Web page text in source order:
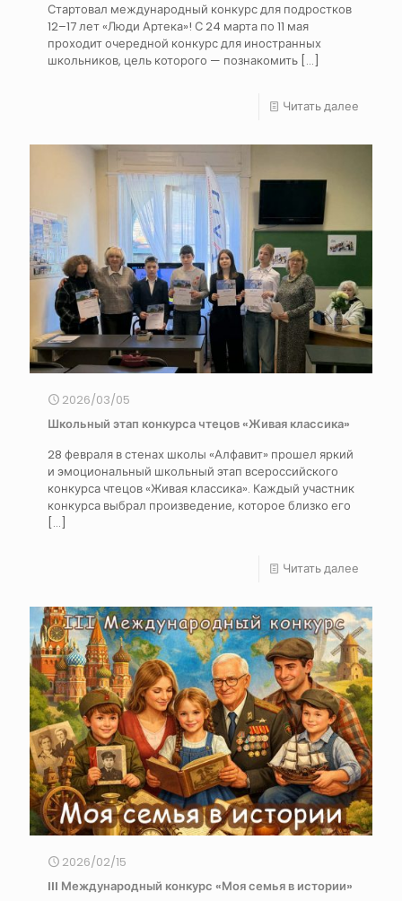
Стартовал международный конкурс для подростков
12–17 лет «Люди Артека»! С 24 марта по 11 мая
проходит очередной конкурс для иностранных
школьников, цель которого — познакомить […]
Читать далее
2026/03/05
Школьный этап конкурса чтецов «Живая классика»
28 февраля в стенах школы «Алфавит» прошел яркий
и эмоциональный школьный этап всероссийского
конкурса чтецов «Живая классика». Каждый участник
конкурса выбрал произведение, которое близко его
[…]
Читать далее
2026/02/15
III Международный конкурс «Моя семья в истории»